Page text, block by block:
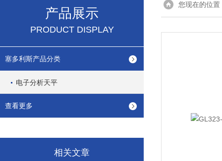
产品展示
PRODUCT DISPLAY
塞多利斯产品分类
电子分析天平
查看更多
相关文章
您现在的位置